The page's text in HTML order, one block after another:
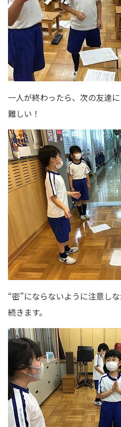
一人が終わったら、次の友達
難しい！
“密”にならないように注意し
続きます。